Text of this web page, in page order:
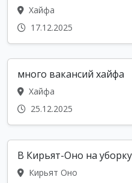
Хайфа
17.12.2025
много вакансий хайфа
Хайфа
25.12.2025
В Кирьят-Оно на
Кирьят Оно